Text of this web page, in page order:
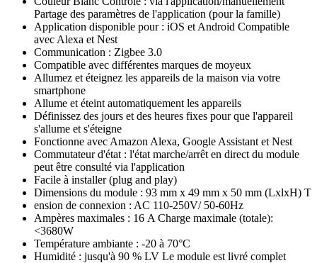
Partage des paramètres de l'application (pour la famille)
Application disponible pour : iOS et Android Compatible
avec Alexa et Nest
Communication : Zigbee 3.0
Compatible avec différentes marques de moyeux
Allumez et éteignez les appareils de la maison via votre
smartphone
Allume et éteint automatiquement les appareils
Définissez des jours et des heures fixes pour que l'appareil
s'allume et s'éteigne
Fonctionne avec Amazon Alexa, Google Assistant et Nest
Commutateur d'état : l'état marche/arrêt en direct du module
peut être consulté via l'application
Facile à installer (plug and play)
Dimensions du module : 93 mm x 49 mm x 50 mm (LxlxH) T
ension de connexion : AC 110-250V/ 50-60Hz
Ampères maximales : 16 A Charge maximale (totale):
<3680W
Température ambiante : -20 à 70°C
Humidité : jusqu'à 90 % LV Le module est livré complet